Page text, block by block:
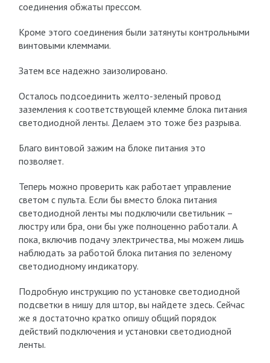
соединения обжаты прессом.
Кроме этого соединения были затянуты контрольными
винтовыми клеммами.
Затем все надежно заизолировано.
Осталось подсоединить желто-зеленый провод
заземления к соответствующей клемме блока питания
светодиодной ленты. Делаем это тоже без разрыва.
Благо винтовой зажим на блоке питания это
позволяет.
Теперь можно проверить как работает управление
светом с пульта. Если бы вместо блока питания
светодиодной ленты мы подключили светильник –
люстру или бра, они бы уже полноценно работали. А
пока, включив подачу электричества, мы можем лишь
наблюдать за работой блока питания по зеленому
светодиодному индикатору.
Подробную инструкцию по установке светодиодной
подсветки в нишу для штор, вы найдете здесь. Сейчас
же я достаточно кратко опишу общий порядок
действий подключения и установки светодиодной
ленты.